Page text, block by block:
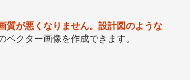
質が悪くなりません。設計図のような
クター画像を作成できます。